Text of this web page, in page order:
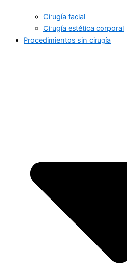
Cirugía facial
Cirugía estética corporal
Procedimientos sin cirugía